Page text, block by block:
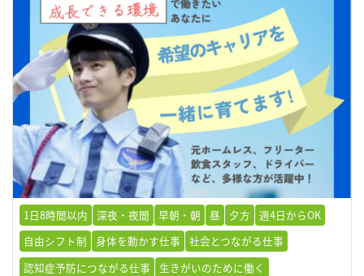
1日8時間以内 深夜・夜間 早朝・朝 昼 夕方
週4日からOK
自由シフト制
身体を動かす仕事
社会とつながる仕事
認知症予防につながる仕事
生きがいのために働く